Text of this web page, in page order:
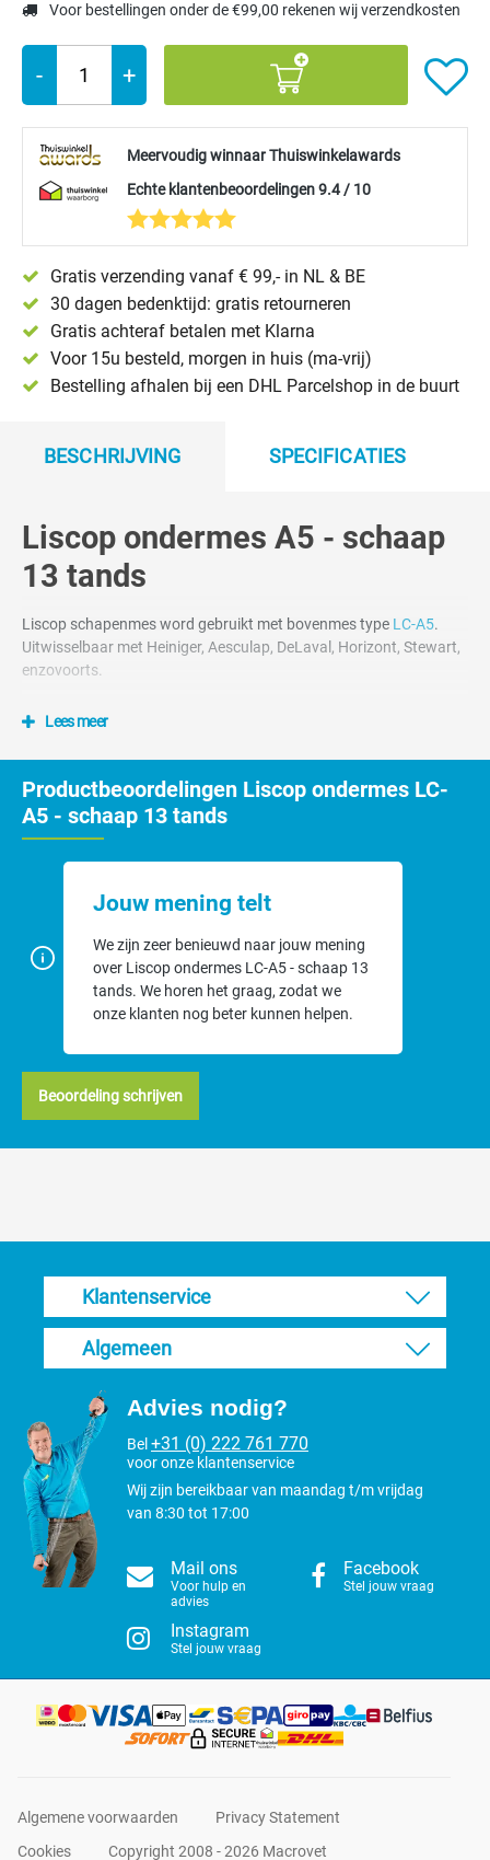
Voor bestellingen onder de €99,00 rekenen wij verzendkosten
- +
Meervoudig winnaar Thuiswinkelawards
Echte klantenbeoordelingen 9.4 / 10
Gratis verzending vanaf € 99,- in NL & BE
30 dagen bedenktijd: gratis retourneren
Gratis achteraf betalen met Klarna
Voor 15u besteld, morgen in huis (ma-vrij)
Bestelling afhalen bij een DHL Parcelshop in de buurt
BESCHRIJVING SPECIFICATIES
Liscop ondermes A5 - schaap
13 tands
Liscop schapenmes word gebruikt met bovenmes type LC-A5.
Uitwisselbaar met Heiniger, Aesculap, DeLaval, Horizont, Stewart,
enzovoorts.
Lees meer
Productbeoordelingen Liscop ondermes LC-
A5 - schaap 13 tands
Jouw mening telt
We zijn zeer benieuwd naar jouw mening
over Liscop ondermes LC-A5 - schaap 13
tands. We horen het graag, zodat we
onze klanten nog beter kunnen helpen.
Beoordeling schrijven
Klantenservice
Algemeen
Advies nodig?
Bel +31 (0) 222 761 770
voor onze klantenservice
Wij zijn bereikbaar van maandag t/m vrijdag
van 8:30 tot 17:00
Mail ons
Voor hulp en
advies
Facebook
Stel jouw vraag
Instagram
Stel jouw vraag
Algemene voorwaarden
Privacy Statement
Cookies
Copyright 2008 - 2026 Macrovet